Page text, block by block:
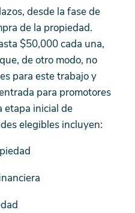
desde la fase de
de la propiedad.
$50,000 cada una,
de otro modo, no
para este trabajo y
para promotores
etapa inicial de
elegibles incluyen: